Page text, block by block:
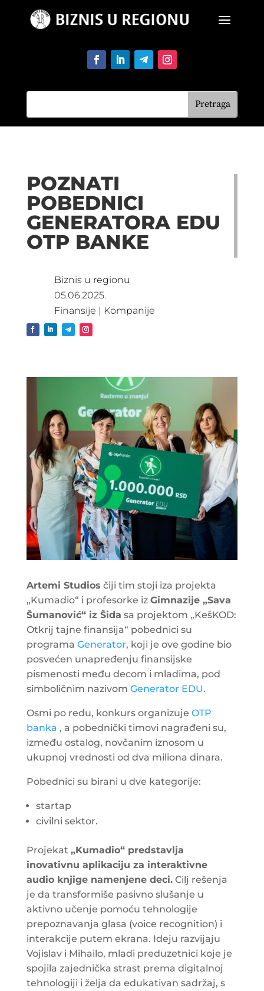
POZNATI
POBEDNICI
GENERATORA EDU
OTP BANKE
Biznis u regionu
05.06.2025.
Finansije | Kompanije
Artemi Studios čiji tim stoji iza projekta
„Kumadio“ i profesorke iz Gimnazije „Sava
Šumanović“ iz Šida sa projektom „KešKOD:
Otkrij tajne finansija“ pobednici su
programa Generator, koji je ove godine bio
posvećen unapređenju finansijske
pismenosti među decom i mladima, pod
simboličnim nazivom Generator EDU.
Osmi po redu, konkurs organizuje OTP
banka , a pobednički timovi nagrađeni su,
između ostalog, novčanim iznosom u
ukupnoj vrednosti od dva miliona dinara.
Pobednici su birani u dve kategorije:
startap
civilni sektor.
Projekat „Kumadio“ predstavlja
inovativnu aplikaciju za interaktivne
audio knjige namenjene deci.Cilj rešenja
je da transformiše pasivno slušanje u
aktivno učenje pomoću tehnologije
prepoznavanja glasa (voice recognition) i
interakcije putem ekrana. Ideju razvijaju
Vojislav i Mihailo, mladi preduzetnici koje je
spojila zajednička strast prema digitalnoj
tehnologiji i želja da edukativan sadržaj, s